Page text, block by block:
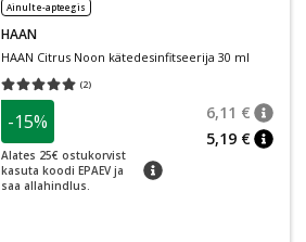
Ainult e-apteegis
HAAN
HAAN Citrus Noon kätedesinfitseerija 30 ml
(2)
Keskmine hinnang 5.00
-15%
Alates 25€ ostukorvist
kasuta koodi EPAEV ja
saa allahindlus.
nõuanne
6,11 €
5,19 €